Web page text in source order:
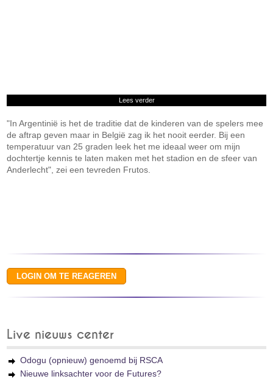
Lees verder
"In Argentinië is het de traditie dat de kinderen van de spelers mee
de aftrap geven maar in België zag ik het nooit eerder. Bij een
temperatuur van 25 graden leek het me ideaal weer om mijn
dochtertje kennis te laten maken met het stadion en de sfeer van
Anderlecht", zei een tevreden Frutos.
Live nieuws center
Odogu (opnieuw) genoemd bij RSCA
Nieuwe linksachter voor de Futures?